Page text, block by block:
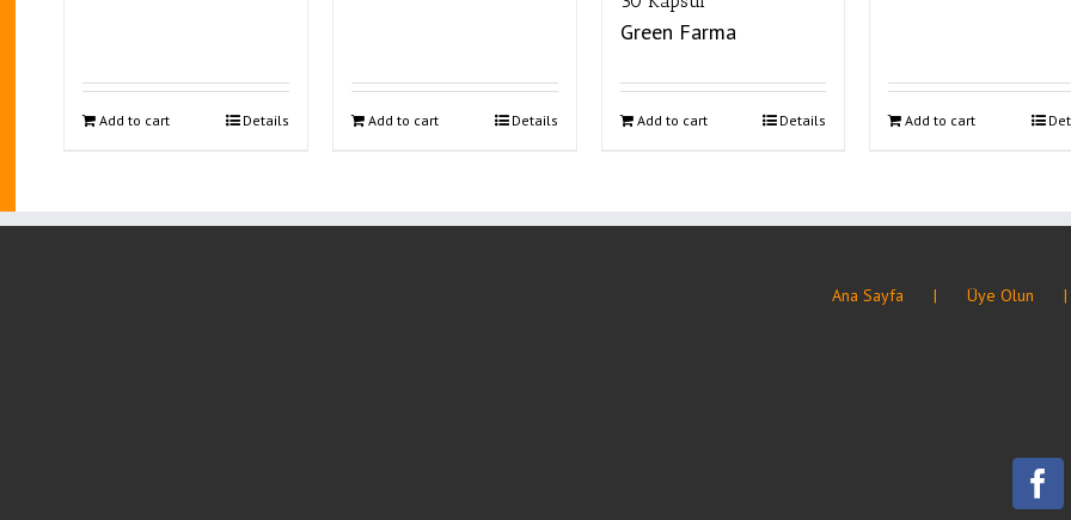
Add to cart Details Add to cart Details
Green Farma
Add to cart Details Add to cart
Ana Sayfa Üye Olun